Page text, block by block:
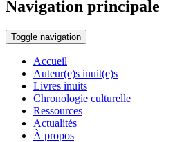
Navigation principale
Toggle navigation
Accueil
Auteur(e)s inuit(e)s
Livres inuits
Chronologie culturelle
Ressources
Actualités
À propos